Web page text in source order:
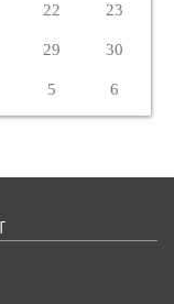
22 23
29 30
5 6